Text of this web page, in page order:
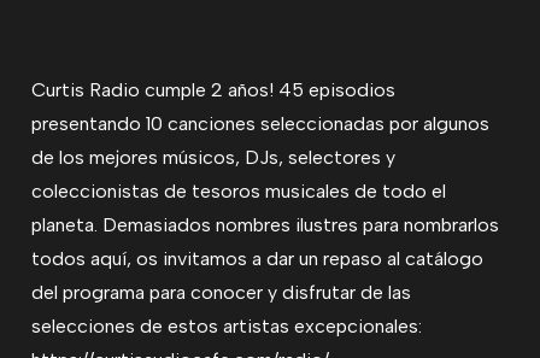
Curtis Radio cumple 2 años! 45 episodios
presentando 10 canciones seleccionadas por algunos
de los mejores músicos, DJs, selectores y
coleccionistas de tesoros musicales de todo el
planeta. Demasiados nombres ilustres para nombrarlos
todos aquí, os invitamos a dar un repaso al catálogo
del programa para conocer y disfrutar de las
selecciones de estos artistas excepcionales: